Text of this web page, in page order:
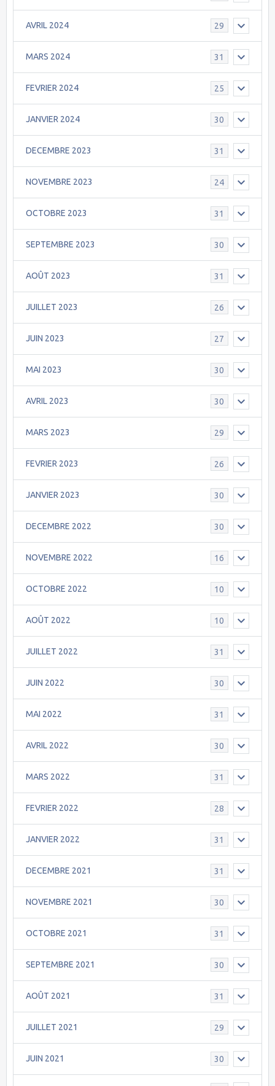
AVRIL 2024 29
MARS 2024 31
FEVRIER 2024 25
JANVIER 2024 30
DECEMBRE 2023 31
NOVEMBRE 2023 24
OCTOBRE 2023 31
SEPTEMBRE 2023 30
AOÛT 2023 31
JUILLET 2023 26
JUIN 2023 27
MAI 2023 30
AVRIL 2023 30
MARS 2023 29
FEVRIER 2023 26
JANVIER 2023 30
DECEMBRE 2022 30
NOVEMBRE 2022 16
OCTOBRE 2022 10
AOÛT 2022 10
JUILLET 2022 31
JUIN 2022 30
MAI 2022 31
AVRIL 2022 30
MARS 2022 31
FEVRIER 2022 28
JANVIER 2022 31
DECEMBRE 2021 31
NOVEMBRE 2021 30
OCTOBRE 2021 31
SEPTEMBRE 2021 30
AOÛT 2021 31
JUILLET 2021 29
JUIN 2021 30